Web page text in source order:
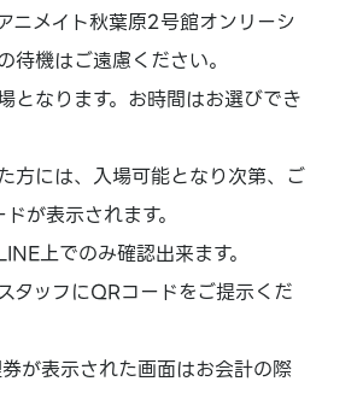
ニメイト秋葉原2号館オンリーシ
待機はご遠慮ください。
となります。お時間はお選びでき
方には、入場可能となり次第、ご
が表示されます。
上でのみ確認出来ます。
タッフにQRコードをご提示くだ
が表示された画面はお会計の際